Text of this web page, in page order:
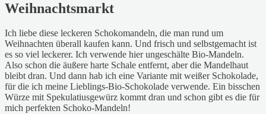
Weihnachtsmarkt
Ich liebe diese leckeren Schokomandeln, die man rund um
Weihnachten überall kaufen kann. Und frisch und selbstgemacht ist
es so viel leckerer. Ich verwende hier ungeschälte Bio-Mandeln.
Also schon die äußere harte Schale entfernt, aber die Mandelhaut
bleibt dran. Und dann hab ich eine Variante mit weißer Schokolade,
für die ich meine Lieblings-Bio-Schokolade verwende. Ein bisschen
Würze mit Spekulatiusgewürz kommt dran und schon gibt es die für
mich perfekten Schoko-Mandeln!